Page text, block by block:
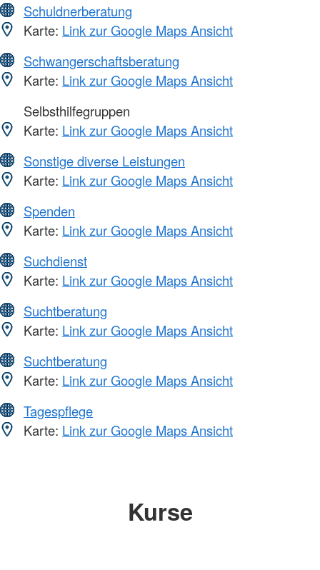
Schuldnerberatung
Karte: Link zur Google Maps Ansicht
Schwangerschaftsberatung
Karte: Link zur Google Maps Ansicht
Selbsthilfegruppen
Karte: Link zur Google Maps Ansicht
Sonstige diverse Leistungen
Karte: Link zur Google Maps Ansicht
Spenden
Karte: Link zur Google Maps Ansicht
Suchdienst
Karte: Link zur Google Maps Ansicht
Suchtberatung
Karte: Link zur Google Maps Ansicht
Suchtberatung
Karte: Link zur Google Maps Ansicht
Tagespflege
Karte: Link zur Google Maps Ansicht
Kurse